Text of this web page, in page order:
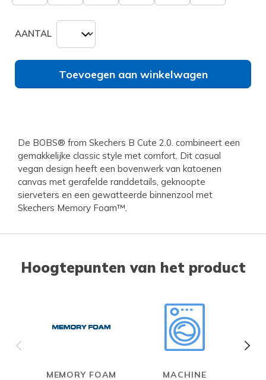
AANTAL
Toevoegen aan winkelwagen
De BOBS® from Skechers B Cute 2.0. combineert een
gemakkelijke classic style met comfort. Dit casual
vegan design heeft een bovenwerk van katoenen
canvas met gerafelde randdetails, geknoopte
sierveters en een gewatteerde binnenzool met
Skechers Memory Foam™.
Hoogtepunten van het product
MEMORY FOAM
MACHINE